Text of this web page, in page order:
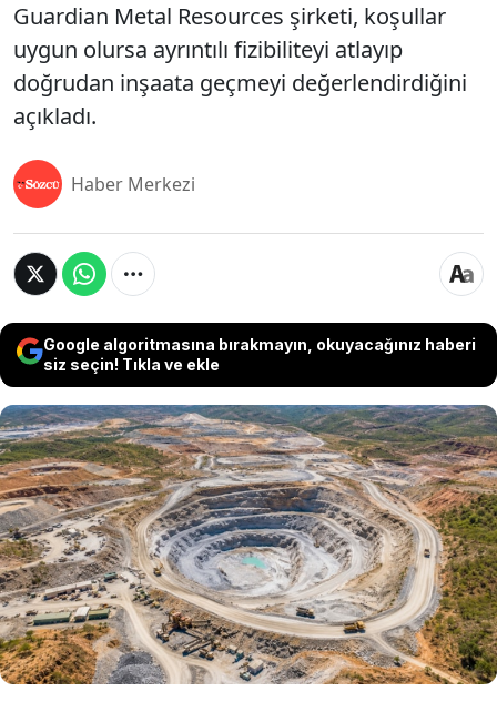
Guardian Metal Resources şirketi, koşullar
uygun olursa ayrıntılı fizibiliteyi atlayıp
doğrudan inşaata geçmeyi değerlendirdiğini
açıkladı.
Haber Merkezi
Google algoritmasına bırakmayın, okuyacağınız haberi
siz seçin! Tıkla ve ekle
ABD'nin Nevada eyaletindeki Pilot Mountain
tungsten madeni projesi, ön fizibilite sonrası
dikkat çekici bir karar aşamasına geldi.
Guardian Metal Resources şirketi, koşullar
uygun olursa ayrıntılı fizibiliteyi atlayıp
doğrudan inşaata geçmeyi değerlendirdiğini
açıkladı.